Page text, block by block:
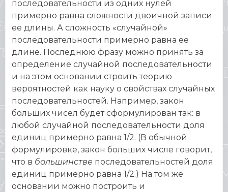
последовательности из одних нулей
примерно равна сложности двоичной записи
ее длины. А сложность «случайной»
последовательности примерно равна ее
длине. Последнюю фразу можно принять за
определение случайной последовательности
и на этом основании строить теорию
вероятностей как науку о свойствах случайных
последовательностей. Например, закон
больших чисел будет сформулирован так: в
любой случайной последовательности доля
единиц примерно равна 1/2. (В обычной
формулировке, закон больших числе говорит,
что в большинстве последовательностей доля
единиц примерно равна 1/2.) На том же
основании можно построить и